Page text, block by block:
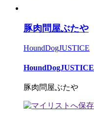
豚肉問屋ぶたや
HoundDogJUSTICE
HoundDogJUSTICE
豚肉問屋ぶたや